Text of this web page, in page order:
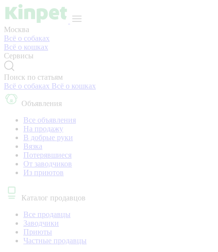
Москва
Всё о собаках
Всё о кошках
Сервисы
Поиск по статьям
Всё о собаках Всё о кошках
Объявления
Все объявления
На продажу
В добрые руки
Вязка
Потерявшиеся
От заводчиков
Из приютов
Каталог продавцов
Все продавцы
Заводчики
Приюты
Частные продавцы